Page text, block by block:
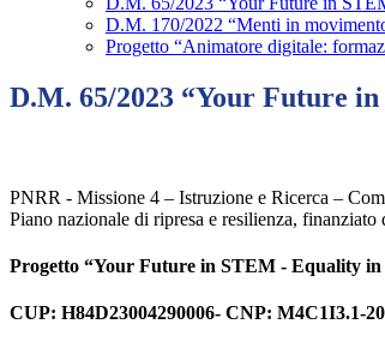
D.M. 170/2022 “Menti in
Progetto “Animatore digitale:
D.M. 65/2023 “Your Future
PNRR - Missione 4 – Istruzione e Ricerca –
Piano nazionale di ripresa e resilienza,
Progetto “Your Future in STEM - Equality in
CUP: H84D23004290006- CNP: M4C1I3.1-